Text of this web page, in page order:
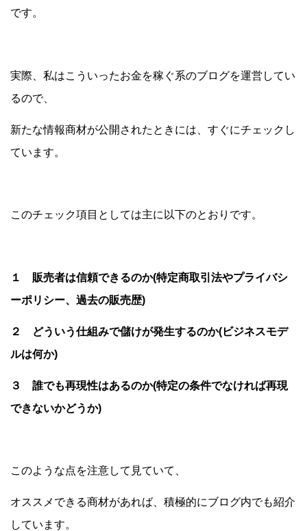
です。
実際、私はこういったお金を稼ぐ系のブログを運営してい
るので、
新たな情報商材が公開されたときには、すぐにチェックし
ています。
このチェック項目としては主に以下のとおりです。
１ 販売者は信頼できるのか(特定商取引法やプライバシ
ーポリシー、過去の販売歴)
２ どういう仕組みで儲けが発生するのか(ビジネスモデ
ルは何か)
３ 誰でも再現性はあるのか(特定の条件でなければ再現
できないかどうか)
このような点を注意して見ていて、
オススメできる商材があれば、積極的にブログ内でも紹介
しています。